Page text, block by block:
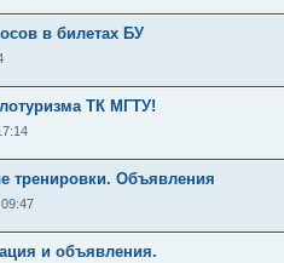
в билетах БУ
ТК МГТУ!
тренировки. Объявления
и объявления.